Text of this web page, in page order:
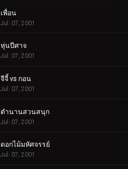
เพื่อน
Jul. 07, 2001
หุ่นปีศาจ
Jul. 07, 2001
จีจี้ vs กอน
Jul. 07, 2001
ตำนานสวนสนุก
Jul. 07, 2001
ดอกไม้มหัศจรรย์
Jul. 07, 2001